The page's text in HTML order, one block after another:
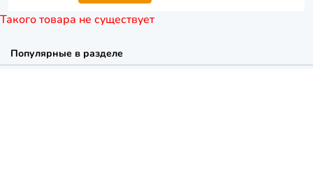
Такого товара не существует
Популярные в разделе